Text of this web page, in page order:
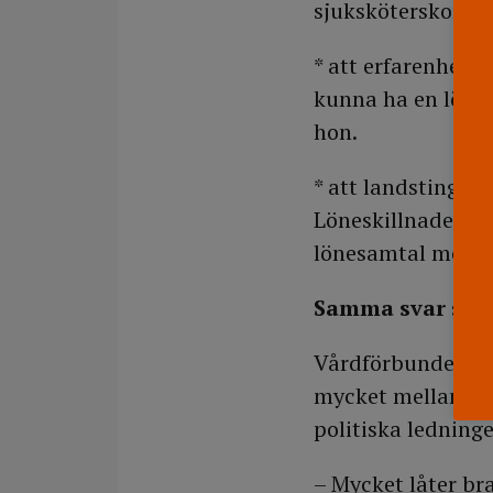
sjuksköterskor
* att erfarenhet
kunna ha en
hon.
* att landstinget
lönesamtal
Samma svar
Vårdförbundets
mycket mellan
politiska
– Mycket låter